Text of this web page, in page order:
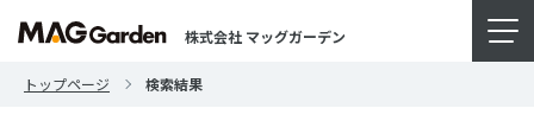
株式会社 マッグガーデン
トップページ 検索結果